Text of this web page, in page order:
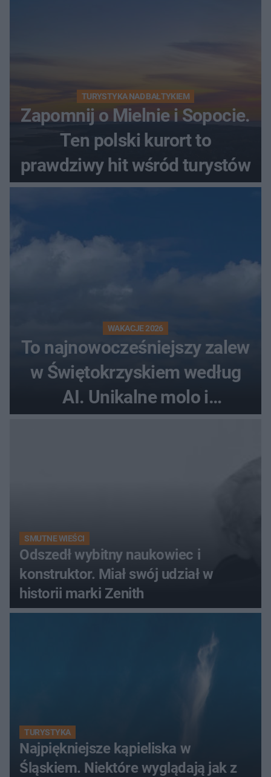
TURYSTYKA NAD BAŁTYKIEM
Zapomnij o Mielnie i Sopocie.
Ten polski kurort to
prawdziwy hit wśród turystów
WAKACJE 2026
To najnowocześniejszy zalew
w Świętokrzyskiem według
AI. Unikalne molo i
promenada
SMUTNE WIEŚCI
Odszedł wybitny naukowiec i
konstruktor. Miał swój udział w
historii marki Zenith
TURYSTYKA
Najpiękniejsze kąpieliska w
Śląskiem. Niektóre wyglądają jak z